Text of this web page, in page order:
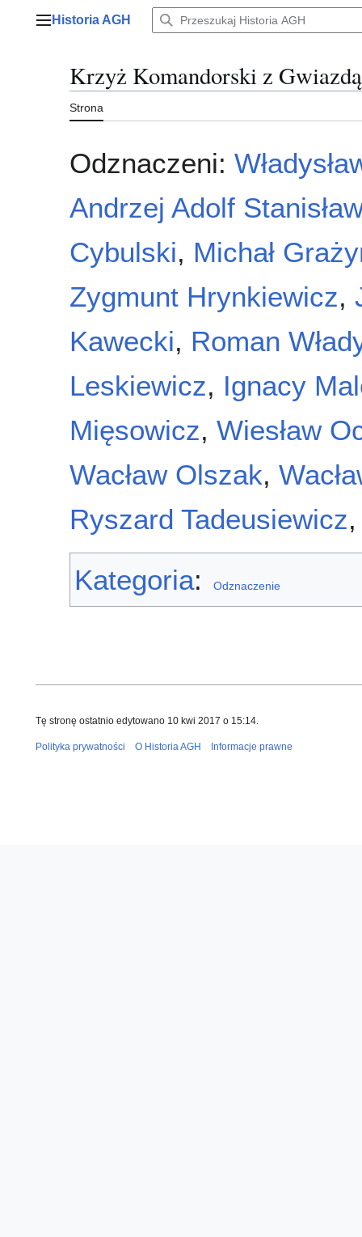
Menu główne
Historia AGH
Krzyż Komandorski z
Strona
Odznaczeni:
Andrzej Adolf
Cybulski, Michał
Zygmunt Hrynkiewicz,
Kawecki, Roman
Leskiewicz, Ignacy
Mięsowicz, Wiesław
Wacław Olszak,
Ryszard Tadeusiewicz
Kategoria: Odznaczenie
Tę stronę ostatnio edytowano 10 kwi 2017 o 15:14.
Polityka prywatności O Historia AGH Informacje prawne